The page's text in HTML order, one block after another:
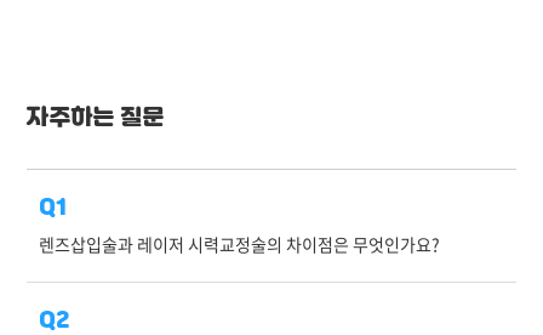
자주하는 질문
Q1
렌즈삽입술과 레이저 시력교정술의 차이점은 무엇인가요?
Q2